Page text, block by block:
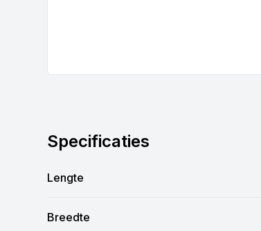
Specificaties
Lengte
Breedte